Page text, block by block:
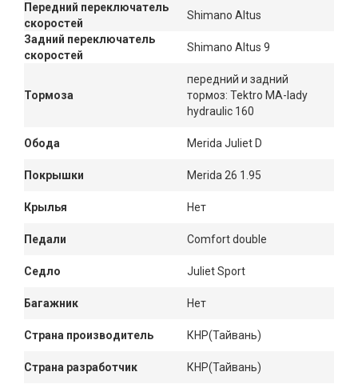
Передний переключатель
скоростей
Shimano Altus
Задний переключатель
скоростей
Shimano Altus 9
Тормоза
передний и задний
тормоз: Tektro MA-lady
hydraulic 160
Обода Merida Juliet D
Покрышки Merida 26 1.95
Крылья Нет
Педали Comfort double
Седло Juliet Sport
Багажник Нет
Страна производитель КНР(Тайвань)
Страна разработчик КНР(Тайвань)